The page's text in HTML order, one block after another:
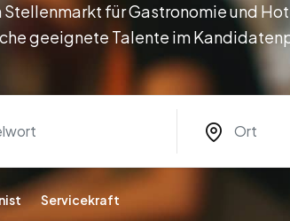
für Gastronomie und
geeignete Talente im
Servicekraft